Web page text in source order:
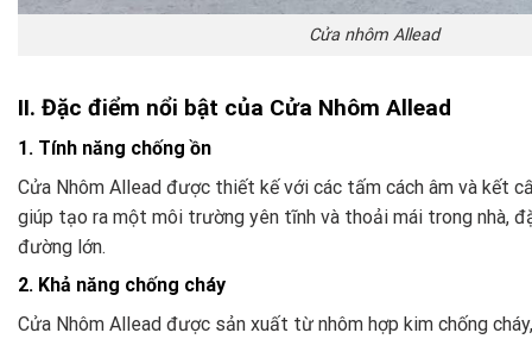
Cửa nhôm Allead
II. Đặc điểm nổi bật của Cửa Nhôm Allead
1. Tính năng chống ồn
Cửa Nhôm Allead được thiết kế với các tấm cách âm và kết
giúp tạo ra một môi trường yên tĩnh và thoải mái trong nhà,
đường lớn.
2. Khả năng chống cháy
Cửa Nhôm Allead được sản xuất từ nhôm hợp kim chống